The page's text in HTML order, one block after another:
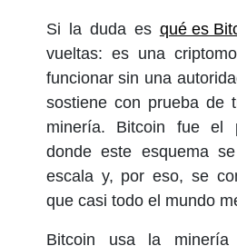
Si la duda es qué es
vueltas: es una
funcionar sin una
sostiene con prueba de
minería. Bitcoin fue el
donde este esquema
escala y, por eso, se
que casi todo el mundo
Bitcoin usa la